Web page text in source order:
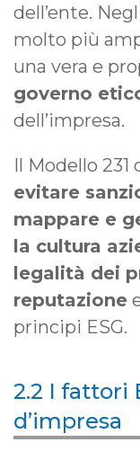
dell’ente.
molto più
una vera e
governo
dell’impresa.
Il Modello
evitare
mappare e
la cultura
legalità dei
reputazione
principi ESG.
2.2 I fattori
d’impresa